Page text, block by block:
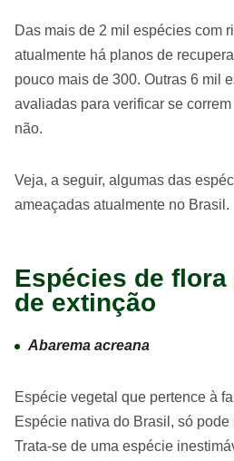
Das mais de 2 mil espécies com
atualmente há planos de
pouco mais de 300. Outras 6 mil
avaliadas para verificar se
não.
Veja, a seguir, algumas das
ameaçadas atualmente no Brasil.
Espécies de flora
de extinção
Abarema acreana
Espécie vegetal que pertence à
Espécie nativa do Brasil, só
Trata-se de uma espécie